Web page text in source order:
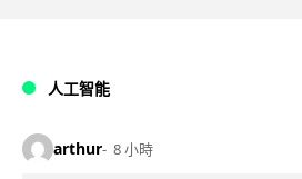
人工智能
arthur 8 小時